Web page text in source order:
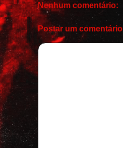
Nenhum comentário:
Postar um comentário